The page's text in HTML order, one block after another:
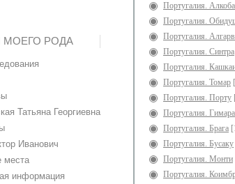
Португалия.
Португалия.
Португалия.
Португалия. Синтра
Португалия.
Португалия. Томар
Португалия. Порту
Португалия.
Португалия. Брага
Португалия. Бусаку
Португалия. Монти
Португалия.
МОЕГО РОДА
Татьяна Георгиевна
Иванович
места
информация